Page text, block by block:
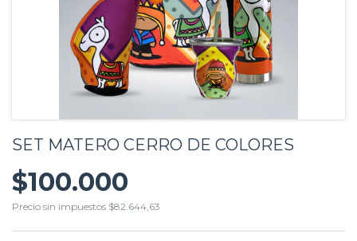
SET MATERO CERRO DE COLORES
$100.000
Precio sin impuestos $82.644,63